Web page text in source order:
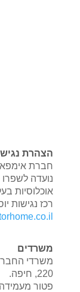
הצהרת
חברת
נועדה לשפרו
אוכלוסיות
רכז נגישות
משרדים
משרדי
220, חיפה.
פטור